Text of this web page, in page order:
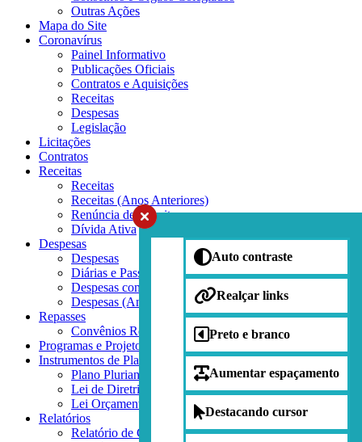
Auto contraste
Realçar links
Preto e branco
Aumentar espaçamento
Destacando cursor
Outras Ações
Mapa do Site
Coronavírus
Painel Informativo
Publicações Oficiais
Contratos e Aquisições
Receitas
Despesas
Legislação
Licitações
Contratos
Receitas
Receitas
Receitas (Anos Anteriores)
Renúncia de Receitas
Dívida Ativa
Despesas
Despesas
Diárias e Passagens
Despesas com Diárias (anos anteriores)
Despesas (Anos anteriores)
Repasses
Convênios Recebidos
Programas e Projetos
Instrumentos de Planejamento
Plano Plurianual - PPA
Lei de Diretrizes Orçamentárias - LDO
Lei Orçamentária Anual - LOA
Relatórios
Relatório de Gestão Fiscal